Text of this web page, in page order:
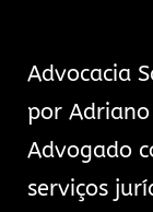
Advocacia
por
Advogado
serviços